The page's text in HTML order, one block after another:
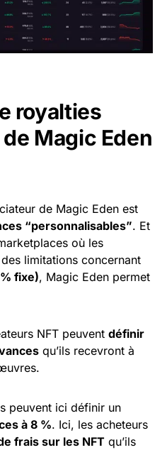
royalties
Magic Eden
de Magic Eden est
“personnalisables”. Et
où les
limitations concernant
fixe), Magic Eden permet
NFT peuvent définir
qu’ils recevront à
peuvent ici définir un
à 8 %. Ici, les acheteurs
frais sur les NFT qu’ils